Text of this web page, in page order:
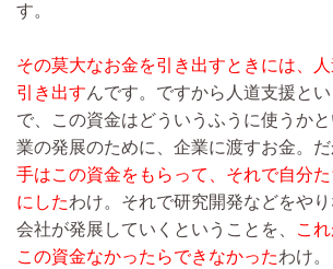
す。
その莫大なお金を引き出すときには、
引き出すんです。ですから人道支援と
で、この資金はどういうふうに使うか
業の発展のために、企業に渡すお金。だ
手はこの資金をもらって、それで自分
にしたわけ。それで研究開発などをや
会社が発展していくということを、
こ
この資金なかったらできなかったわけ。